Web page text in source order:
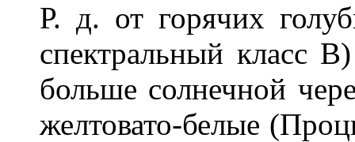
Р. д. от горячих
спектральный класс
больше солнечной
желтовато-белые